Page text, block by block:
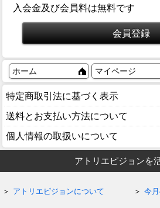
入会金及び会員料は無料です
ホーム マイページ
特定商取引法に基づく表示
送料とお支払い方法について
個人情報の取扱いについて
アトリエピジョンを
アトリエピジョンについて 今